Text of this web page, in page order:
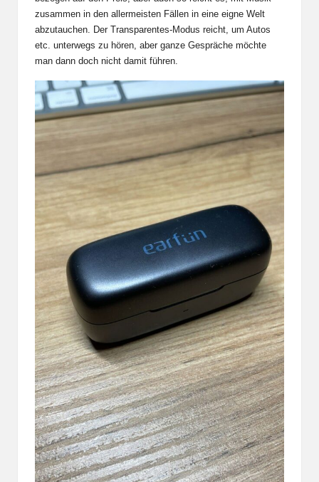
zusammen in den allermeisten Fällen in eine eigne Welt
abzutauchen. Der Transparentes-Modus reicht, um Autos
etc. unterwegs zu hören, aber ganze Gespräche möchte
man dann doch nicht damit führen.